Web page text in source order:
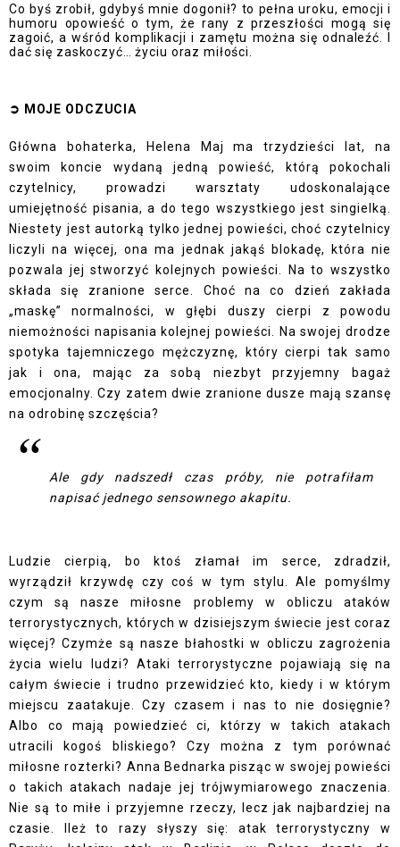
Co byś zrobił, gdybyś mnie dogonił? to pełna uroku, emocji i
humoru opowieść o tym, że rany z przeszłości mogą się
zagoić, a wśród komplikacji i zamętu można się odnaleźć. I
dać się zaskoczyć… życiu oraz miłości.
➲ MOJE ODCZUCIA
Główna bohaterka, Helena Maj ma trzydzieści lat, na
swoim koncie wydaną jedną powieść, którą pokochali
czytelnicy, prowadzi warsztaty udoskonalające
umiejętność pisania, a do tego wszystkiego jest singielką.
Niestety jest autorką tylko jednej powieści, choć czytelnicy
liczyli na więcej, ona ma jednak jakąś blokadę, która nie
pozwala jej stworzyć kolejnych powieści. Na to wszystko
składa się zranione serce. Choć na co dzień zakłada
„maskę” normalności, w głębi duszy cierpi z powodu
niemożności napisania kolejnej powieści. Na swojej drodze
spotyka tajemniczego mężczyznę, który cierpi tak samo
jak i ona, mając za sobą niezbyt przyjemny bagaż
emocjonalny. Czy zatem dwie zranione dusze mają szansę
na odrobinę szczęścia?
Ale gdy nadszedł czas próby, nie potrafiłam
napisać jednego sensownego akapitu.
Ludzie cierpią, bo ktoś złamał im serce, zdradził,
wyrządził krzywdę czy coś w tym stylu. Ale pomyślmy
czym są nasze miłosne problemy w obliczu ataków
terrorystycznych, których w dzisiejszym świecie jest coraz
więcej? Czymże są nasze błahostki w obliczu zagrożenia
życia wielu ludzi? Ataki terrorystyczne pojawiają się na
całym świecie i trudno przewidzieć kto, kiedy i w którym
miejscu zaatakuje. Czy czasem i nas to nie dosięgnie?
Albo co mają powiedzieć ci, którzy w takich atakach
utracili kogoś bliskiego? Czy można z tym porównać
miłosne rozterki? Anna Bednarka pisząc w swojej powieści
o takich atakach nadaje jej trójwymiarowego znaczenia.
Nie są to miłe i przyjemne rzeczy, lecz jak najbardziej na
czasie. Ileż to razy słyszy się: atak terrorystyczny w